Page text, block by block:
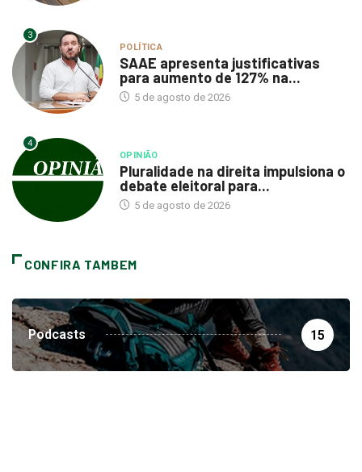
3
POLÍTICA
SAAE apresenta justificativas
para aumento de 127% na...
5 de agosto de 2026
4
OPINIÃO
Pluralidade na direita impulsiona o
debate eleitoral para...
5 de agosto de 2026
CONFIRA TAMBEM
Podcasts 15